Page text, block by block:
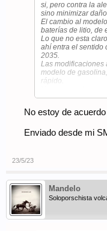
si, pero contra la
sino minimizar
El cambio al
baterías de litio, de
Lo que no esta
ahí entra el sentido
2035.
Las modificaciones
modelo de
rápido.
Y en eso no hay
estado haciendo
No estoy de
Enviado desde mi
23/5/23
Mandelo
Soloporschista